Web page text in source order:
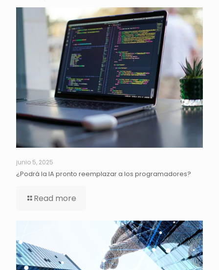
junio 5, 2025
¿Podrá la IA pronto reemplazar a los programadores?
Read more